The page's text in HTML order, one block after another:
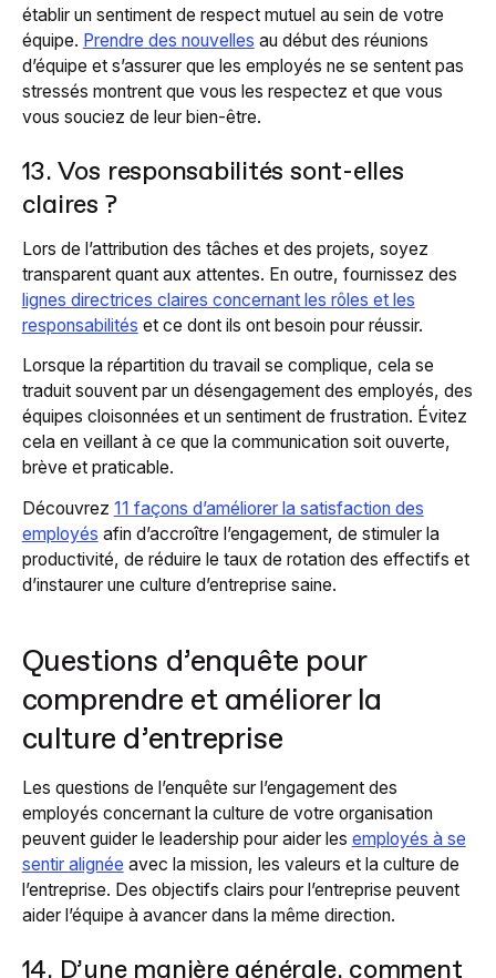
établir un sentiment de respect mutuel au sein de votre
équipe. Prendre des nouvelles au début des réunions
d’équipe et s’assurer que les employés ne se sentent pas
stressés montrent que vous les respectez et que vous
vous souciez de leur bien-être.
13. Vos responsabilités sont-elles
claires ?
Lors de l’attribution des tâches et des projets, soyez
transparent quant aux attentes. En outre, fournissez des
lignes directrices claires concernant les rôles et les
responsabilités et ce dont ils ont besoin pour réussir.
Lorsque la répartition du travail se complique, cela se
traduit souvent par un désengagement des employés, des
équipes cloisonnées et un sentiment de frustration. Évitez
cela en veillant à ce que la communication soit ouverte,
brève et praticable.
Découvrez 11 façons d’améliorer la satisfaction des
employés afin d’accroître l’engagement, de stimuler la
productivité, de réduire le taux de rotation des effectifs et
d’instaurer une culture d’entreprise saine.
Questions d’enquête pour
comprendre et améliorer la
culture d’entreprise
Les questions de l’enquête sur l’engagement des
employés concernant la culture de votre organisation
peuvent guider le leadership pour aider les employés à se
sentir alignée avec la mission, les valeurs et la culture de
l’entreprise. Des objectifs clairs pour l’entreprise peuvent
aider l’équipe à avancer dans la même direction.
14. D’une manière générale, comment